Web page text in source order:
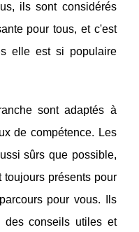
ils sont considérés
pour tous, et c'est
elle est si populaire
sont adaptés à
de compétence. Les
sûrs que possible,
présents pour
pour vous. Ils
des conseils utiles et